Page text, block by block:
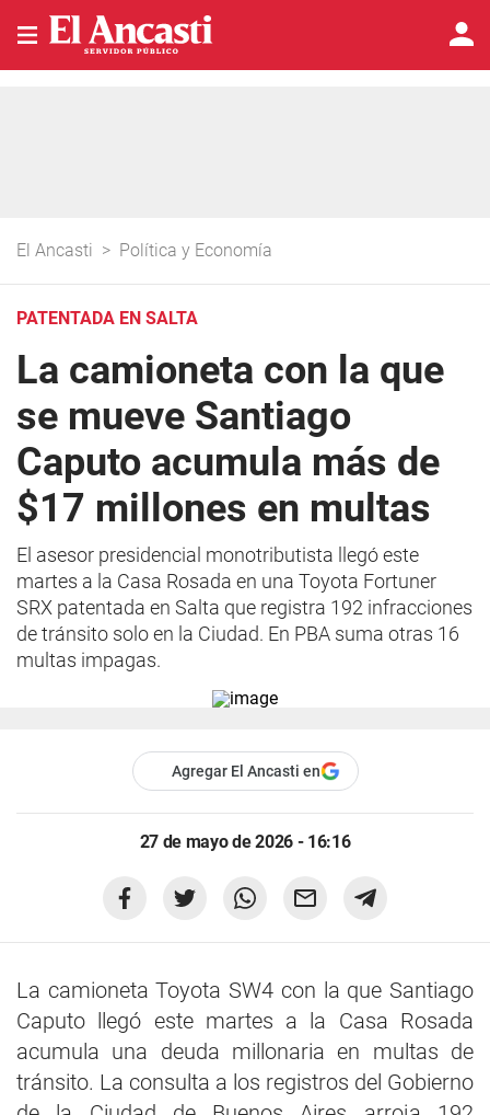
El Ancasti > Política y Economía
PATENTADA EN SALTA
La camioneta con la que
se mueve Santiago
Caputo acumula más de
$17 millones en multas
El asesor presidencial monotributista llegó este
martes a la Casa Rosada en una Toyota Fortuner
SRX patentada en Salta que registra 192 infracciones
de tránsito solo en la Ciudad. En PBA suma otras 16
multas impagas.
Agregar El Ancasti en
27 de mayo de 2026 - 16:16
La camioneta Toyota SW4 con la que Santiago
Caputo llegó este martes a la Casa Rosada
acumula una deuda millonaria en multas de
tránsito. La consulta a los registros del Gobierno